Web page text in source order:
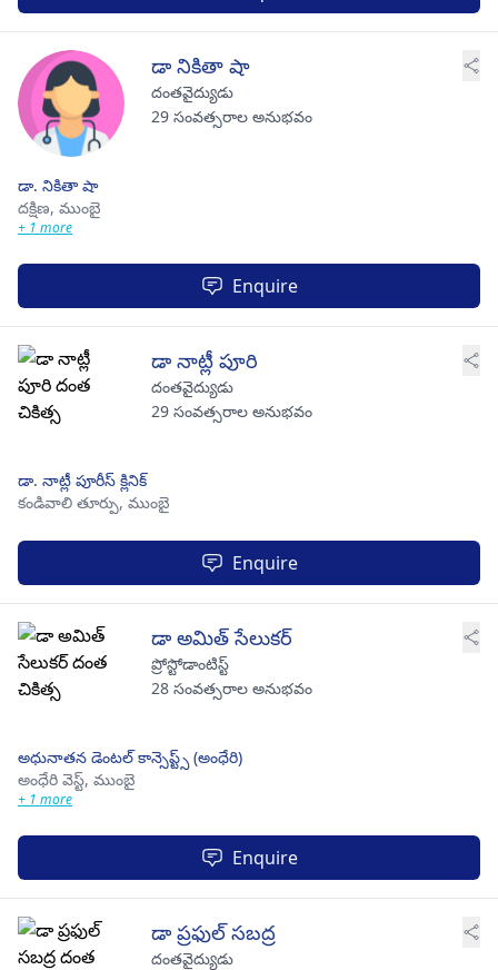
డా నికితా షా
దంతవైద్యుడు
29 సంవత్సరాల అనుభవం
డా. నికితా షా
దక్షిణ, ముంబై
+ 1 more
Enquire
డా నాట్లీ పూరి
దంతవైద్యుడు
29 సంవత్సరాల అనుభవం
డా. నాట్లీ పూరీస్ క్లినిక్
కండివాలి తూర్పు, ముంబై
Enquire
డా అమిత్ సేలుకర్
ప్రోస్టోడాంటిస్ట్
28 సంవత్సరాల అనుభవం
అధునాతన డెంటల్ కాన్సెప్ట్స్ (అంధేరి)
అంధేరి వెస్ట్, ముంబై
+ 1 more
Enquire
డా ప్రఫుల్ సబద్ర
దంతవైద్యుడు